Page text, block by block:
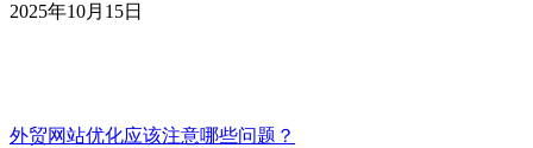
2025年10月15日
外贸网站优化应该注意哪些问题？